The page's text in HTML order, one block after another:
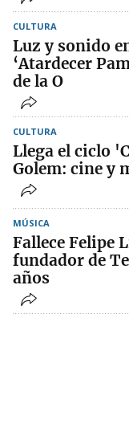
CULTURA
Luz y sonido
‘Atardecer
de la O
CULTURA
Llega el ciclo
Golem: cine y
MÚSICA
Fallece Felipe
fundador de
años